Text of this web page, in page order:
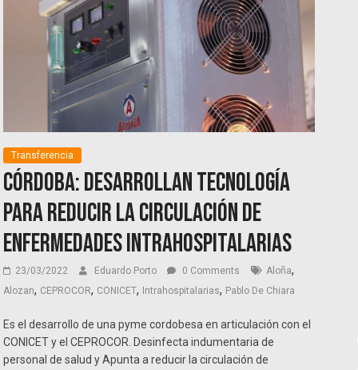
Transferencia
Córdoba: desarrollan tecnología
para reducir la circulación de
enfermedades intrahospitalarias
23/03/2022 Eduardo Porto 0 Comments Aloña,
Alozan, CEPROCOR, CONICET, Intrahospitalarias, Pablo De Chiara
Es el desarrollo de una pyme cordobesa en articulación con el
CONICET y el CEPROCOR. Desinfecta indumentaria de
personal de salud y Apunta a reducir la circulación de